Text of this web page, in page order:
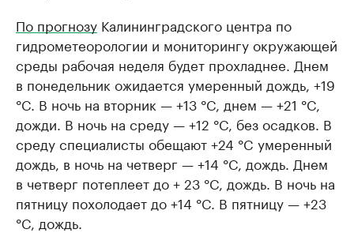
По прогнозу Калининградского центра по
гидрометеорологии и мониторингу окружающей
среды рабочая неделя будет прохладнее. Днем
в понедельник ожидается умеренный дождь, +19
°C. В ночь на вторник — +13 °C, днем — +21 °C,
дожди. В ночь на среду — +12 °C, без осадков. В
среду специалисты обещают +24 °C умеренный
дождь, в ночь на четверг — +14 °C, дождь. Днем
в четверг потеплеет до + 23 °C, дождь. В ночь на
пятницу похолодает до +14 °C. В пятницу — +23
°C, дождь.